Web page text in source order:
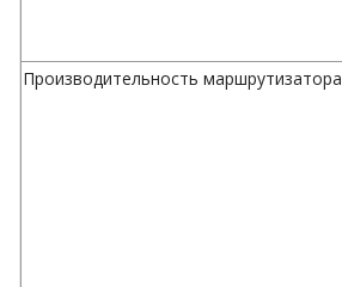
Производительность маршрутизатора